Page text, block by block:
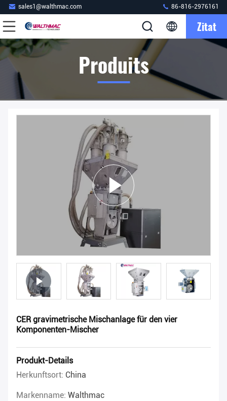
sales1@walthmac.com 86-816-2976161
Zitat
Produits
CER gravimetrische Mischanlage für den vier
Komponenten-Mischer
Produkt-Details
Herkunftsort: China
Markenname: Walthmac